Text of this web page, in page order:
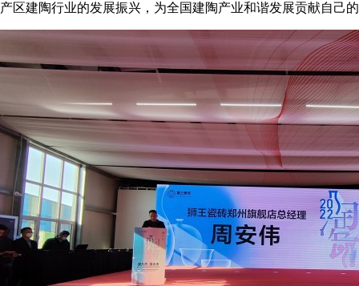
产区建陶行业的发展振兴，为全国建陶产业和谐发展贡献自己